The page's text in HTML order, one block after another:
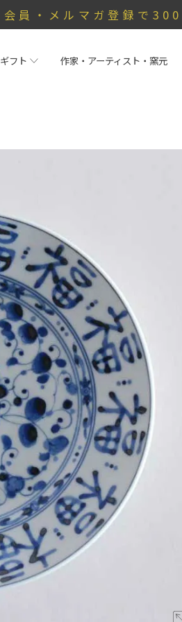
会員・メルマガ登録で300
ギフト 作家・アーティスト・窯元